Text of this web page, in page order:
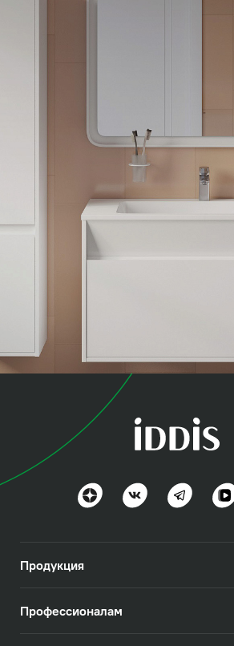
коллекция
Эспер (Esper)
Посмотреть всё
Продукция
Профессионалам